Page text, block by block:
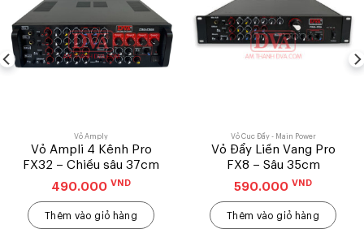
Vỏ Amply
Vỏ Ampli 4 Kênh Pro
FX32 – Chiều sâu 37cm
490.000 VND
Thêm vào giỏ hàng
Vỏ Cục Đẩy - Main Power
Vỏ Đẩy Liền Vang Pro
FX8 – Sâu 35cm
590.000 VND
Thêm vào giỏ hàng